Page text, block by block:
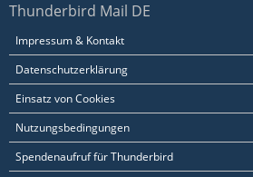
Thunderbird Mail DE
Impressum & Kontakt
Datenschutzerklärung
Einsatz von Cookies
Nutzungsbedingungen
Spendenaufruf für Thunderbird